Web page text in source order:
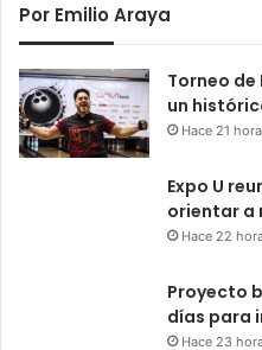
Por Emilio Araya
Torneo de
un
Hace 21
Expo U
orientar a
Hace 22
Proyecto
días para
Hace 23